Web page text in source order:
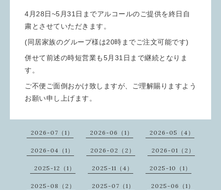
4月28日~5月31日までアルコールのご提供を終日自
粛とさせていただきます。
(同居家族のグループ様は20時までご注文可能です)
併せて前述の時短営業も5月31日まで継続となりま
す。
ご不便ご面倒おかけ致しますが、ご理解賜りますよう
お願い申し上げます。
2026-07（1） 2026-06（1） 2026-05（4）
2026-04（1） 2026-02（2） 2026-01（2）
2025-12（1） 2025-11（4） 2025-10（1）
2025-08（2） 2025-07（1） 2025-06（1）